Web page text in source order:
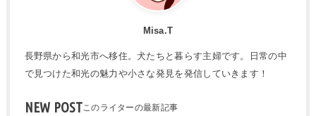
Misa.T
長野県から和光市へ移住。犬たちと暮らす主婦です。日常の中
で見つけた和光の魅力や小さな発見を発信していきます！
NEW POST